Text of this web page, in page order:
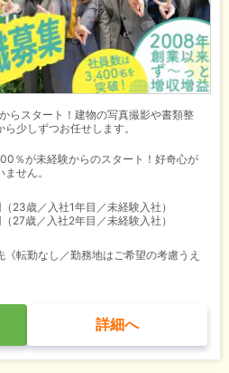
らスタート！建物の写真撮影や書類整
少しずつお任せします。
％が未経験からのスタート！好奇心が
せん。
23歳／入社1年目／未経験入社）
27歳／入社2年目／未経験入社）
転勤なし／勤務地はご希望の考慮うえ
詳細へ